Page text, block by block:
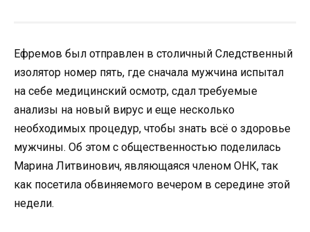
Ефремов был отправлен в столичный Следственный
изолятор номер пять, где сначала мужчина испытал
на себе медицинский осмотр, сдал требуемые
анализы на новый вирус и еще несколько
необходимых процедур, чтобы знать всё о здоровье
мужчины. Об этом с общественностью поделилась
Марина Литвинович, являющаяся членом ОНК, так
как посетила обвиняемого вечером в середине этой
недели.